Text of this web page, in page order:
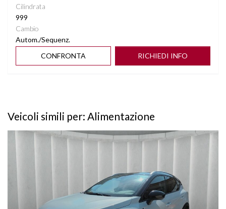
Cilindrata
999
Cambio
Autom./Sequenz.
CONFRONTA
RICHIEDI INFO
Veicoli simili per: Alimentazione
Vedi dettagli